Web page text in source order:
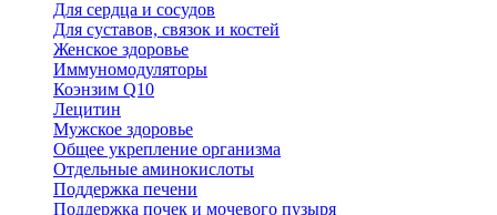
Для сердца и сосудов
Для суставов, связок и костей
Женское здоровье
Иммуномодуляторы
Коэнзим Q10
Лецитин
Мужское здоровье
Общее укрепление организма
Отдельные аминокислоты
Поддержка печени
Поддержка почек и мочевого пузыря